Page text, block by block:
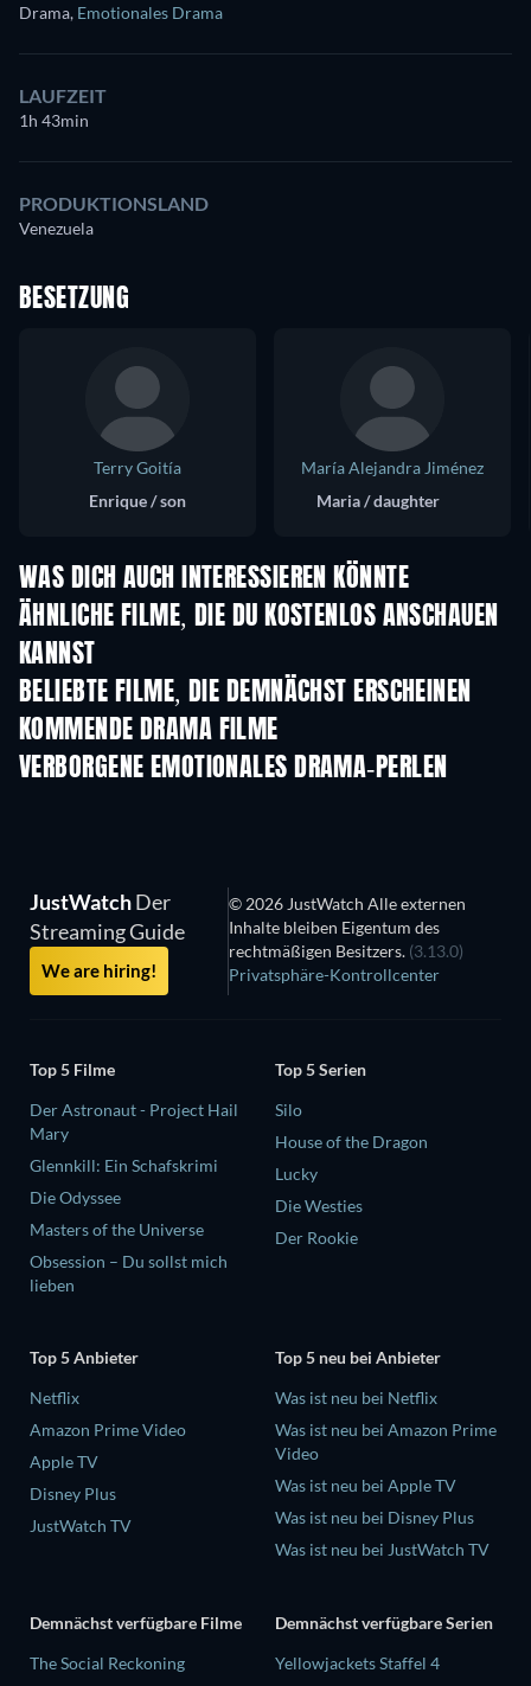
Drama, Emotionales Drama
LAUFZEIT
1h 43min
PRODUKTIONSLAND
Venezuela
BESETZUNG
Terry Goitía
Enrique / son
María Alejandra Jiménez
Maria / daughter
WAS DICH AUCH INTERESSIEREN KÖNNTE
ÄHNLICHE FILME, DIE DU KOSTENLOS ANSCHAUEN
KANNST
BELIEBTE FILME, DIE DEMNÄCHST ERSCHEINEN
KOMMENDE DRAMA FILME
VERBORGENE EMOTIONALES DRAMA-PERLEN
JustWatchDer
Streaming Guide
We are hiring!
© 2026 JustWatch Alle externen
Inhalte bleiben Eigentum des
rechtmäßigen Besitzers. (3.13.0)
Privatsphäre-Kontrollcenter
Top 5 Filme
Der Astronaut - Project Hail
Mary
Glennkill: Ein Schafskrimi
Die Odyssee
Masters of the Universe
Obsession – Du sollst mich
lieben
Top 5 Serien
Silo
House of the Dragon
Lucky
Die Westies
Der Rookie
Top 5 Anbieter
Netflix
Amazon Prime Video
Apple TV
Disney Plus
JustWatch TV
Top 5 neu bei Anbieter
Was ist neu bei Netflix
Was ist neu bei Amazon Prime
Video
Was ist neu bei Apple TV
Was ist neu bei Disney Plus
Was ist neu bei JustWatch TV
Demnächst verfügbare Filme
The Social Reckoning
Demnächst verfügbare Serien
Yellowjackets Staffel 4